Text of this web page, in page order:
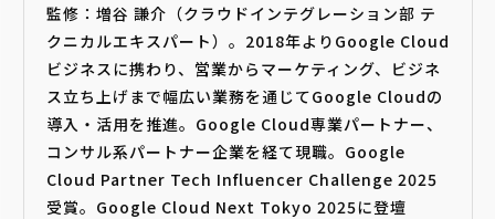
監修：増谷 謙介（クラウドインテグレーション部 テ
クニカルエキスパート）。2018年よりGoogle Cloud
ビジネスに携わり、営業からマーケティング、ビジネ
ス立ち上げまで幅広い業務を通じてGoogle Cloudの
導入・活用を推進。Google Cloud専業パートナー、
コンサル系パートナー企業を経て現職。Google
Cloud Partner Tech Influencer Challenge 2025
受賞。Google Cloud Next Tokyo 2025に登壇